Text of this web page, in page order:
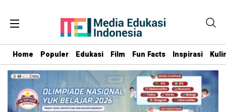
Home Populer Edukasi Film Fun Facts Inspirasi